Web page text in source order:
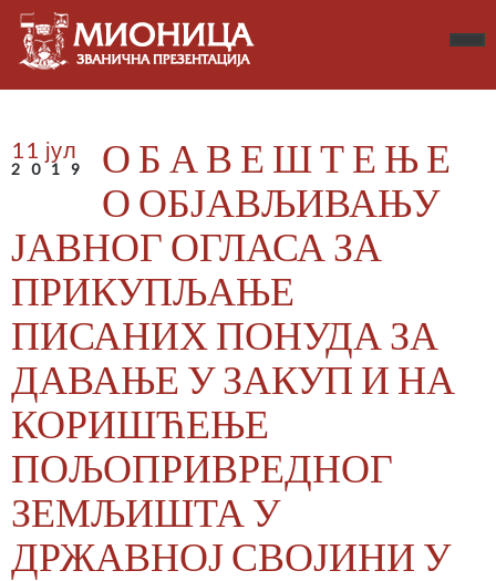
11 јул
2019
О Б А В Е Ш Т Е Њ Е
О ОБЈАВЉИВАЊУ
ЈАВНОГ ОГЛАСА ЗА
ПРИКУПЉАЊЕ
ПИСАНИХ ПОНУДА ЗА
ДАВАЊЕ У ЗАКУП И НА
КОРИШЋЕЊЕ
ПОЉОПРИВРЕДНОГ
ЗЕМЉИШТА У
ДРЖАВНОЈ СВОЈИНИ У